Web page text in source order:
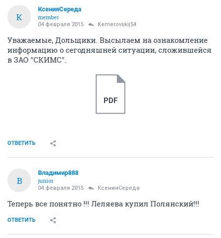
ОТВЕТИТЬ
K
Kemerovskij54
activist
Кто скажет, какие последние вести?
03 февраля 2015
Вчера проезжали мимо дома, специально
видно, но на нескольких балконах строители
капошились. Походу что все таки делают...
ОТВЕТИТЬ
Кот1999